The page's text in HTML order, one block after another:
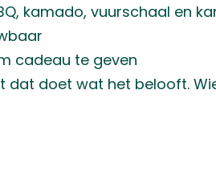
kamado, vuurschaal en
cadeau te geven
dat doet wat het belooft.